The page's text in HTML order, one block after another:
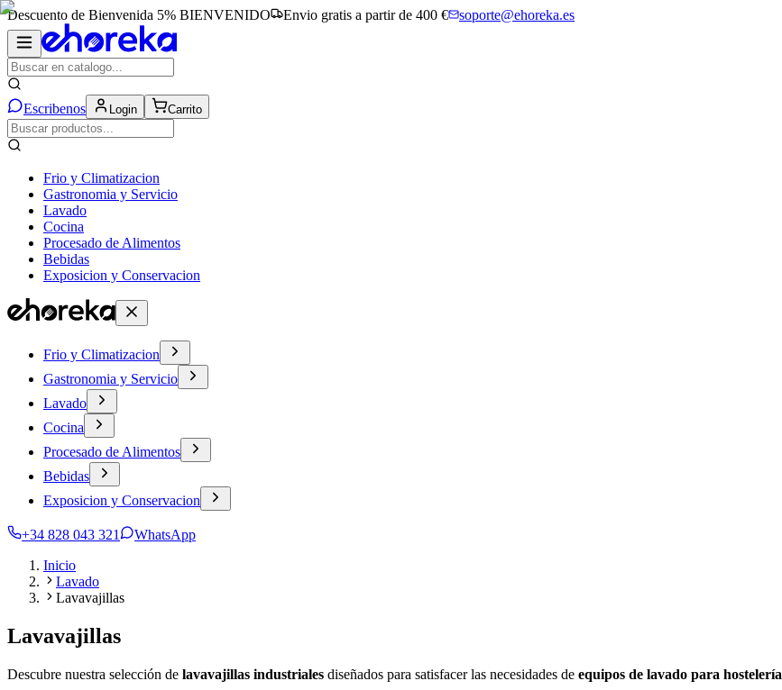
Descuento de Bienvenida 5% BIENVENIDO Envio gratis a partir de 400 € soporte@ehoreka.es
Escribenos Login Carrito
Frio y Climatizacion
Gastronomia y Servicio
Lavado
Cocina
Procesado de Alimentos
Bebidas
Exposicion y Conservacion
Frio y Climatizacion
Gastronomia y Servicio
Lavado
Cocina
Procesado de Alimentos
Bebidas
Exposicion y Conservacion
+34 828 043 321
WhatsApp
Inicio
Lavado
Lavavajillas
Lavavajillas
Descubre nuestra selección de lavavajillas industriales diseñados para satisfacer las necesidades de equipos de lavado para hostelería